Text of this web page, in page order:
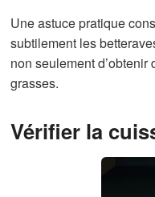
Une astuce pratique
subtilement les
non seulement
grasses.
Vérifier la